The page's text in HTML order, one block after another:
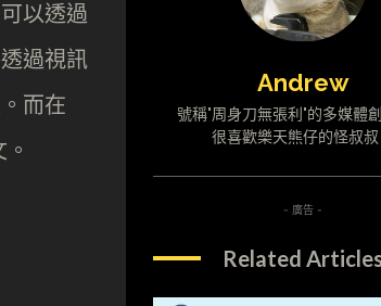
以透過
過視訊
而在
Andrew
號稱"周身刀無張利"的多媒體
很喜歡樂天熊仔的怪叔叔
- 廣告 -
Related